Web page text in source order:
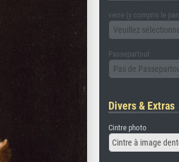
verre (y compris le
Veuillez
Passepartout
Pas de
Divers & Extras
Cintre photo
Cintre à image